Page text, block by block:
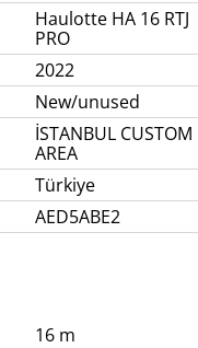
Haulotte HA 16 RTJ
PRO
2022
New/unused
İSTANBUL CUSTOM
AREA
Türkiye
AED5ABE2
16 m